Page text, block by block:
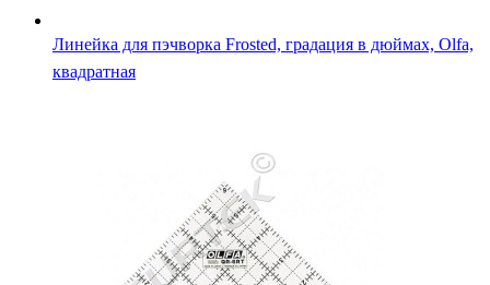
Линейка для пэчворка Frosted, градация в дюймах, Olfa,
квадратная